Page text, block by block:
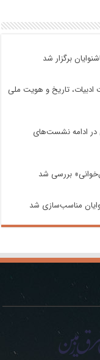
برگزار شد
ادبیات، تاریخ و هویت ملی
ادامه نشست‌های
بررسی شد
مناسب‌سازی شد